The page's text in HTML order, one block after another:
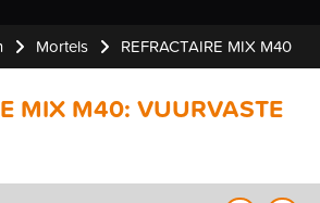
Mortels REFRACTAIRE MIX M40
MIX M40: VUURVASTE